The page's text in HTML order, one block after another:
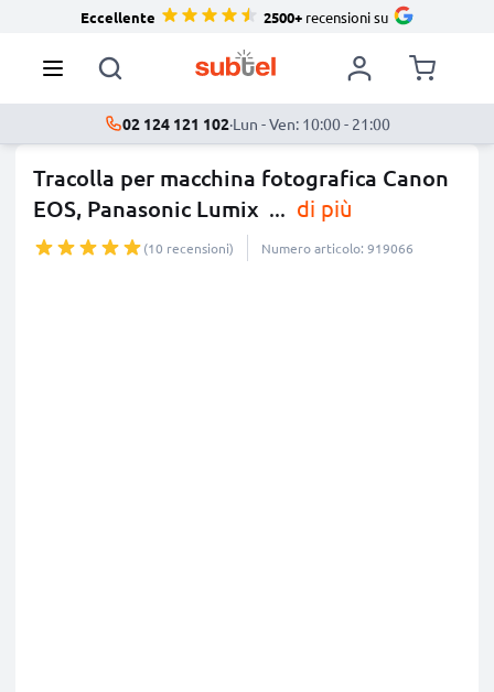
Eccellente 2500+recensioni su
02 124 121 102·Lun - Ven: 10:00 - 21:00
Tracolla per macchina fotografica Canon
EOS, Panasonic Lumix ... di più
(10 recensioni) Numero articolo: 919066